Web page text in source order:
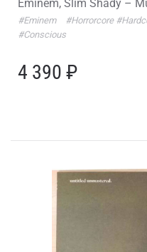
Eminem, Slim Shady –
#Eminem #Horrorcore
#Conscious
4 390 ₽